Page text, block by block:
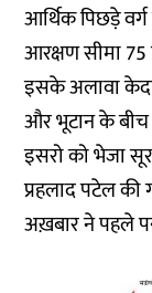
आर्थिक पिछड़े
आरक्षण सीमा 75
इसके अलावा
और भूटान के बीच
इसरो को भेजा
प्रहलाद पटेल
अख़बार ने पहले